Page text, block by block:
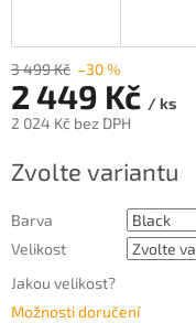
3 499 Kč –30 %
2 449 Kč / ks
2 024 Kč bez DPH
cena:
Zvolte variantu
Barva
Velikost
Jakou velikost?
Možnosti doručení